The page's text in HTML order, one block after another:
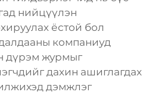
нийцүүлэн
ёстой бол
компаниуд
дүрэм журмыг
дахин ашиглагдах
дэмжлэг